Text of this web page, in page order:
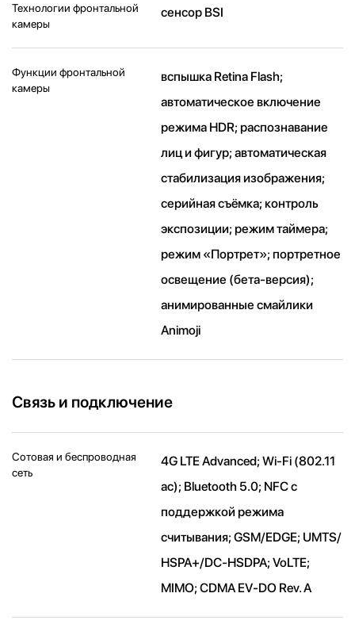
Технологии фронтальной
камеры
сенсор BSI
Функции фронтальной
камеры
вспышка Retina Flash;
автоматическое включение
режима HDR; распознавание
лиц и фигур; автоматическая
стабилизация изображения;
серийная съëмка; контроль
экспозиции; режим таймера;
режим «Портрет»; портретное
освещение (бета-версия);
анимированные смайлики
Animoji
Связь и подключение
Сотовая и беспроводная
сеть
4G LTE Advanced; Wi-Fi (802.11​
ac); Bluetooth 5.0; NFC с
поддержкой режима
считывания; GSM/EDGE; UMTS/​
HSPA+/​DC-HSDPA; VoLTE;
MIMO; CDMA EV-DO Rev. A